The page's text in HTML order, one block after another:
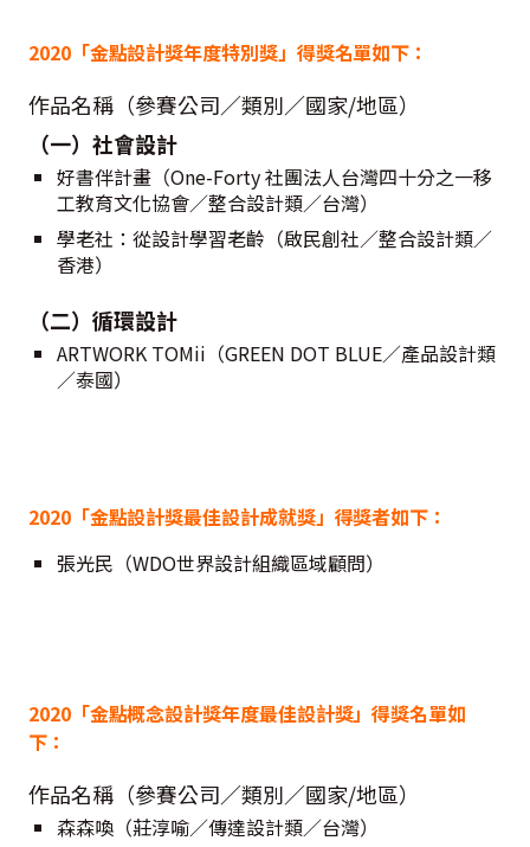
2020「金點設計獎年度特別獎」得獎名單如下：
作品名稱（參賽公司／類別／國家/地區）
（一）社會設計
好書伴計畫（One-Forty 社團法人台灣四十分之一移
工教育文化協會／整合設計類／台灣）
學老社：從設計學習老齡（啟民創社／整合設計類／
香港）
（二）循環設計
ARTWORK TOMii（GREEN DOT BLUE／產品設計類
／泰國）
2020「金點設計獎最佳設計成就獎」得獎者如下：
張光民（WDO世界設計組織區域顧問）
2020「金點概念設計獎年度最佳設計獎」得獎名單如
下：
作品名稱（參賽公司／類別／國家/地區）
森森喚（莊淳喻／傳達設計類／台灣）